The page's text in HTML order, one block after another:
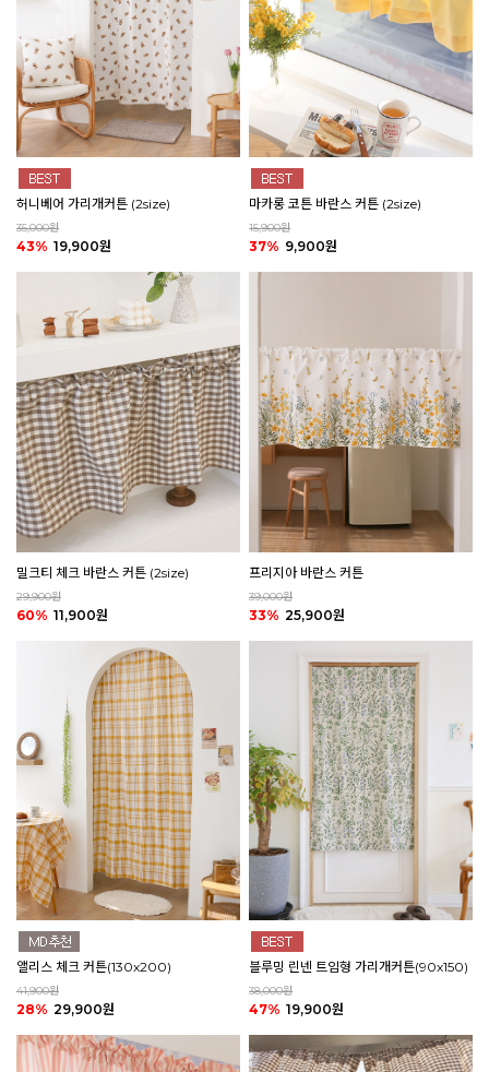
허니베어 가리개커튼 (2size)
35,000원
43% 19,900원
마카롱 코튼 바란스 커튼 (2size)
15,900원
37% 9,900원
밀크티 체크 바란스 커튼 (2size)
29,900원
60% 11,900원
프리지아 바란스 커튼
39,000원
33% 25,900원
앨리스 체크 커튼(130x200)
41,900원
28% 29,900원
블루밍 린넨 트임형 가리개커튼(90x150)
38,000원
47% 19,900원